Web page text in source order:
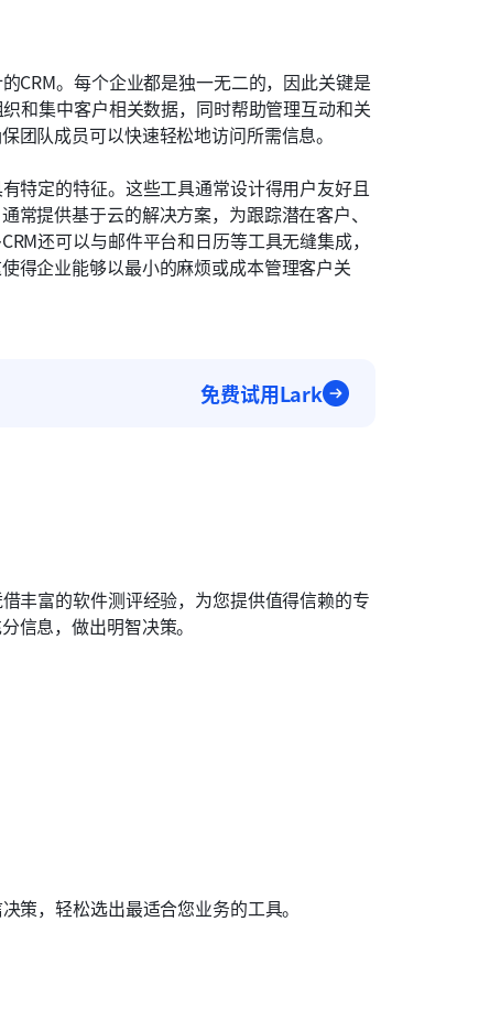
CRM。每个企业都是独一无二的，因此关键是
和集中客户相关数据，同时帮助管理互动和关
团队成员可以快速轻松地访问所需信息。
特定的特征。这些工具通常设计得用户友好且
常提供基于云的解决方案，为跟踪潜在客户、
还可以与邮件平台和日历等工具无缝集成，
得企业能够以最小的麻烦或成本管理客户关
免费试用Lark
丰富的软件测评经验，为您提供值得信赖的专
信息，做出明智决策。
策，轻松选出最适合您业务的工具。